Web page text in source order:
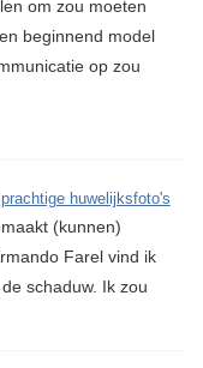
om zou moeten
beginnend model
op zou
huwelijksfoto's
(kunnen)
Farel vind ik
schaduw. Ik zou